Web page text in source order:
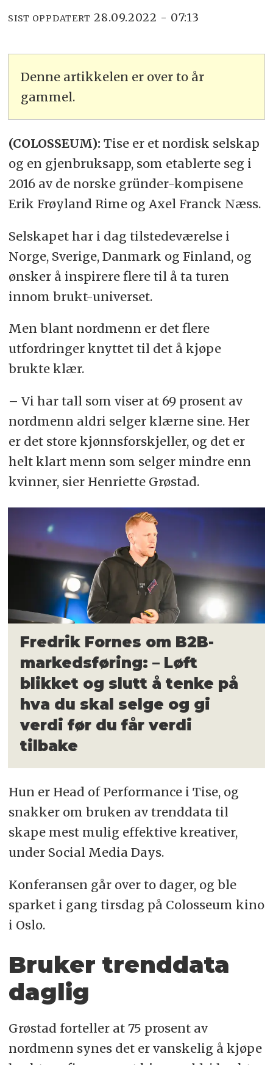
SIST OPPDATERT 28.09.2022 - 07:13
Denne artikkelen er over to år
gammel.
(COLOSSEUM): Tise er et nordisk selskap
og en gjenbruksapp, som etablerte seg i
2016 av de norske gründer-kompisene
Erik Frøyland Rime og Axel Franck Næss.
Selskapet har i dag tilstedeværelse i
Norge, Sverige, Danmark og Finland, og
ønsker å inspirere flere til å ta turen
innom brukt-universet.
Men blant nordmenn er det flere
utfordringer knyttet til det å kjøpe
brukte klær.
– Vi har tall som viser at 69 prosent av
nordmenn aldri selger klærne sine. Her
er det store kjønnsforskjeller, og det er
helt klart menn som selger mindre enn
kvinner, sier Henriette Grøstad.
Fredrik Fornes om B2B-
markedsføring: – Løft
blikket og slutt å tenke på
hva du skal selge og gi
verdi før du får verdi
tilbake
Hun er Head of Performance i Tise, og
snakker om bruken av trenddata til
skape mest mulig effektive kreativer,
under Social Media Days.
Konferansen går over to dager, og ble
sparket i gang tirsdag på Colosseum kino
i Oslo.
Bruker trenddata
daglig
Grøstad forteller at 75 prosent av
nordmenn synes det er vanskelig å kjøpe